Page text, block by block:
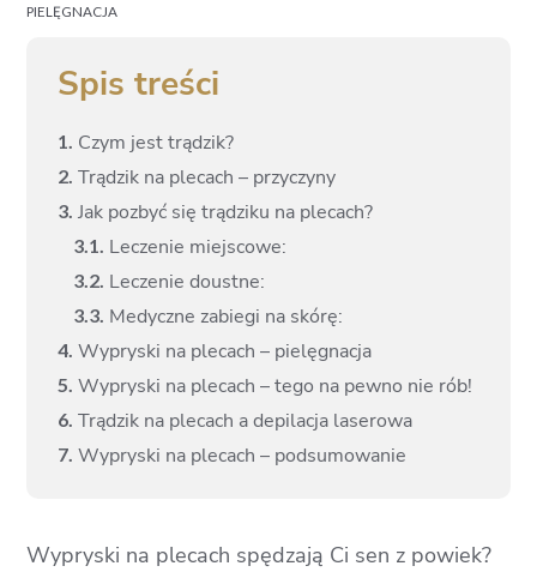
PIELĘGNACJA
Spis treści
1. Czym jest trądzik?
2. Trądzik na plecach – przyczyny
3. Jak pozbyć się trądziku na plecach?
3. 1. Leczenie miejscowe:
3. 2. Leczenie doustne:
3. 3. Medyczne zabiegi na skórę:
4. Wypryski na plecach – pielęgnacja
5. Wypryski na plecach – tego na pewno nie rób!
6. Trądzik na plecach a depilacja laserowa
7. Wypryski na plecach – podsumowanie
Wypryski na plecach spędzają Ci sen z powiek?